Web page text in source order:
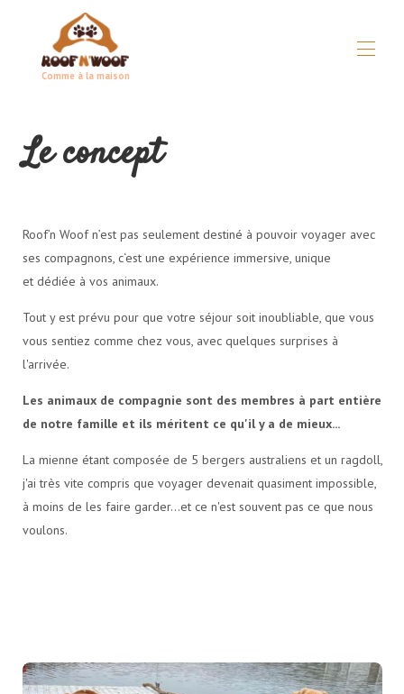
Comme à la maison
Концепция
Все объекты недвижимости
В экстренном случае
Партнеры
Le concept
Roof’n Woof n’est pas seulement destiné à pouvoir voyager avec
ses compagnons, c‘est une expérience immersive, unique
et dédiée à vos animaux.
Tout y est prévu pour que votre séjour soit inoubliable, que vous
vous sentiez comme chez vous, avec quelques surprises à
l'arrivée.
Les animaux de compagnie sont des membres à part entière
de notre famille et ils méritent ce qu'il y a de mieux...
La mienne étant composée de 5 bergers australiens et un ragdoll,
j'ai très vite compris que voyager devenait quasiment impossible,
à moins de les faire garder...et ce n'est souvent pas ce que nous
voulons.